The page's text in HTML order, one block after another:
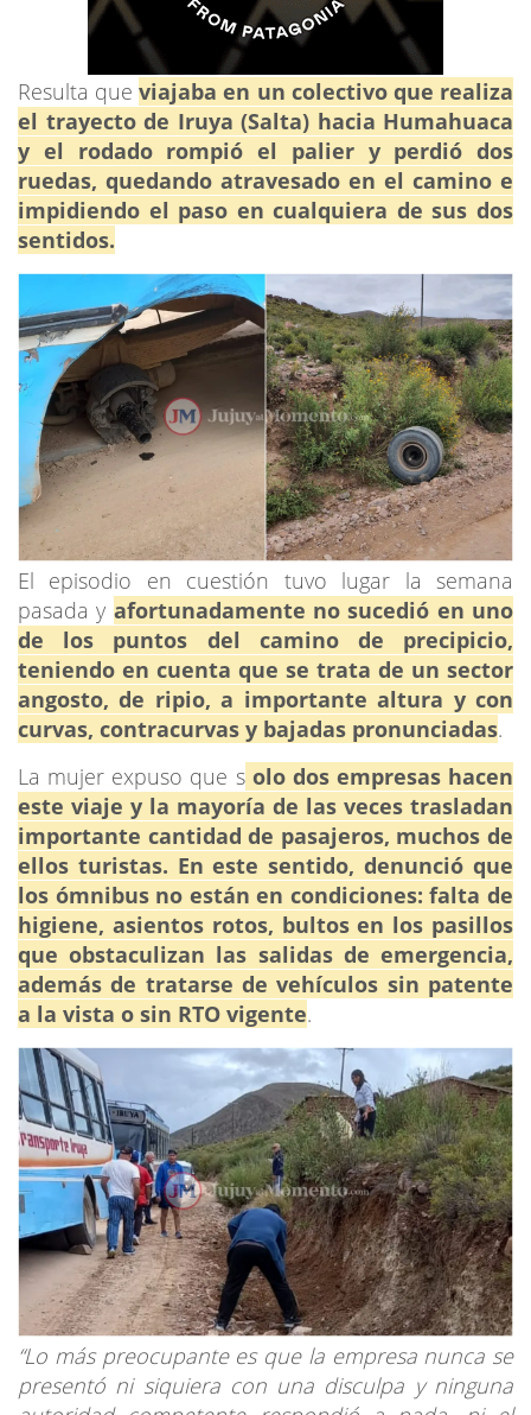
Resulta queviajaba en un colectivo que realiza
el trayecto de Iruya (Salta) hacia Humahuaca
y el rodado rompió el palier y perdió dos
ruedas, quedando atravesado en el camino e
impidiendo el paso en cualquiera de sus dos
sentidos.
El episodio en cuestión tuvo lugar la semana
pasada y afortunadamente no sucedió en uno
de los puntos del camino de precipicio,
teniendo en cuenta que se trata de un sector
angosto, de ripio, a importante altura y con
curvas, contracurvas y bajadas pronunciadas.
La mujer expuso que solo dos empresas hacen
este viaje y la mayoría de las veces trasladan
importante cantidad de pasajeros, muchos de
ellos turistas. En este sentido, denunció que
los ómnibus no están en condiciones: falta de
higiene, asientos rotos, bultos en los pasillos
que obstaculizan las salidas de emergencia,
además de tratarse de vehículos sin patente
a la vista o sin RTO vigente.
“Lo más preocupante es que la empresa nunca se
presentó ni siquiera con una disculpa y ninguna